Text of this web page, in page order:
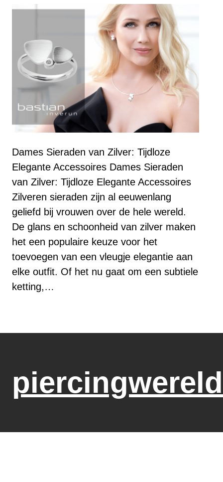
Dames Sieraden van Zilver: Tijdloze
Elegante Accessoires Dames Sieraden
van Zilver: Tijdloze Elegante Accessoires
Zilveren sieraden zijn al eeuwenlang
geliefd bij vrouwen over de hele wereld.
De glans en schoonheid van zilver maken
het een populaire keuze voor het
toevoegen van een vleugje elegantie aan
elke outfit. Of het nu gaat om een subtiele
ketting,…